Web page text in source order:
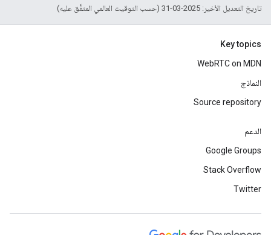
تاريخ التعديل الأخير: 2025-03-31 (حسب التوقيت العالمي المتفَّق عليه)
Key topics
WebRTC on MDN
النماذج
Source repository
الدعم
Google Groups
Stack Overflow
Twitter